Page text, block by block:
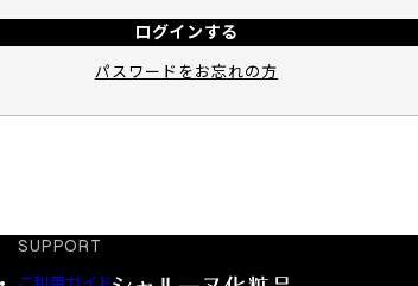
ログインする
パスワードをお忘れの方
SUPPORT